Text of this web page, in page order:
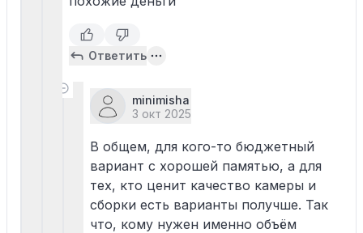
Ответить
minimisha
3 окт 2025
В общем, для кого-то бюджетный
вариант с хорошей памятью, а для
тех, кто ценит качество камеры и
сборки есть варианты получше. Так
что, кому нужен именно объём